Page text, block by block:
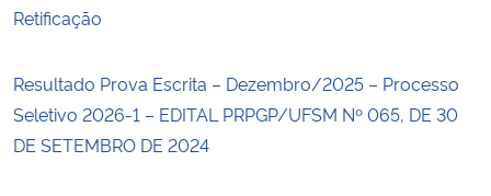
Retificação
Resultado Prova Escrita – Dezembro/2025 – Processo
Seletivo 2026-1 – EDITAL PRPGP/UFSM Nº 065, DE 30
DE SETEMBRO DE 2024